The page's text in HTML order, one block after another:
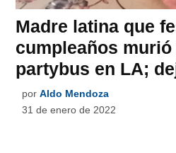
Madre latina que
cumpleaños murió
partybus en LA;
por Aldo Mendoza
31 de enero de 2022